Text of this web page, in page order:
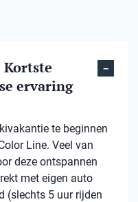
ervaring
te beginnen
Line. Veel van
deze ontspannen
met eigen auto
(slechts 5 uur rijden